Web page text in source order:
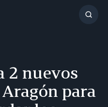
2 nuevos
para